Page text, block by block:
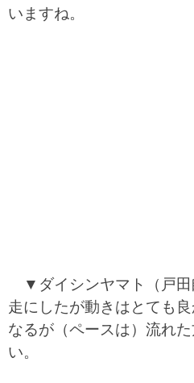
いますね。
▼ダイシンヤマト（戸田
走にしたが動きはとても
なるが（ペースは）流れ
い。